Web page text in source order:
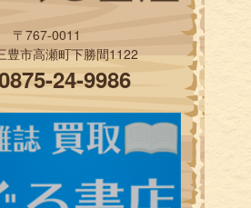
〒767-0011
豊市高瀬町下勝間1122
24-9986